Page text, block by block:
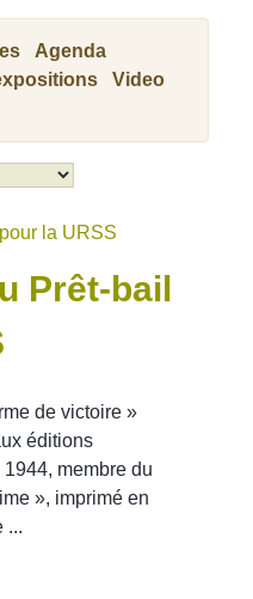
Agenda
Video
Prêt-bail
de victoire »
éditions
membre du
», imprimé en
...